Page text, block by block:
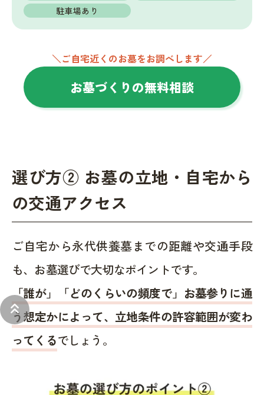
keyboard_double_arrow_up
駐車場あり
＼ご自宅近くのお墓をお調べします／
お墓づくりの無料相談
選び方② お墓の立地・自宅から
の交通アクセス
ご自宅から永代供養墓までの距離や交通手段
も、お墓選びで大切なポイントです。
「誰が」「どのくらいの頻度で」お墓参りに通
う想定かによって、立地条件の許容範囲が変わ
ってくるでしょう。